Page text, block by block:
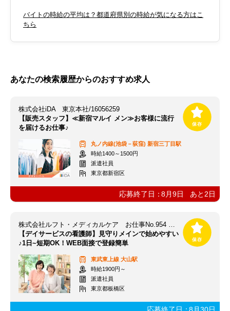
バイトの時給の平均は？都道府県別の時給が気になる方はこ
ちら
あなたの検索履歴からのおすすめ求人
株式会社iDA 東京本社/16056259
【販売スタッフ】≪新宿マルイ メン≫お客様に流行
を届けるお仕事♪
丸ノ内線(池袋－荻窪) 新宿三丁目駅
時給1400～1500円
派遣社員
東京都新宿区
応募終了日：8月9日 あと 2日
株式会社ルフト・メディカルケア お仕事No.954 大山駅 徒歩12分/172
【デイサービスの看護師】見守りメインで始めやすい
♪1日~短期OK！WEB面接で登録簡単
東武東上線 大山駅
時給1900円～
派遣社員
東京都板橋区